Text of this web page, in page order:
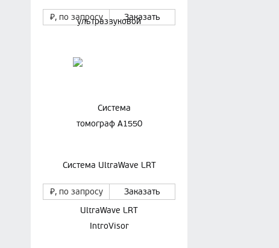
₽, по запросу Заказать
Система UltraWave LRT
₽, по запросу Заказать